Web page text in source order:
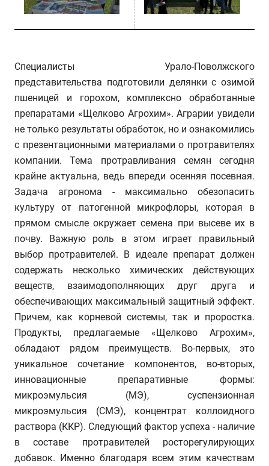
Специалисты Урало-Поволжского
представительства подготовили делянки с озимой
пшеницей и горохом, комплексно обработанные
препаратами «Щелково Агрохим». Аграрии увидели
не только результаты обработок, но и ознакомились
с презентационными материалами о протравителях
компании. Тема протравливания семян сегодня
крайне актуальна, ведь впереди осенняя посевная.
Задача агронома - максимально обезопасить
культуру от патогенной микрофлоры, которая в
прямом смысле окружает семена при высеве их в
почву. Важную роль в этом играет правильный
выбор протравителей. В идеале препарат должен
содержать несколько химических действующих
веществ, взаимодополняющих друг друга и
обеспечивающих максимальный защитный эффект.
Причем, как корневой системы, так и проростка.
Продукты, предлагаемые «Щелково Агрохим»,
обладают рядом преимуществ. Во-первых, это
уникальное сочетание компонентов, во-вторых,
инновационные препаративные формы:
микроэмульсия (МЭ), суспензионная
микроэмульсия (СМЭ), концентрат коллоидного
раствора (ККР). Следующий фактор успеха - наличие
в составе протравителей росторегулирующих
добавок. Именно благодаря всем этим качествам